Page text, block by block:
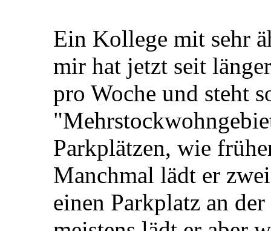
Ein Kollege mit sehr
mir hat jetzt seit
pro Woche und steht
Parkplätzen, wie
Manchmal lädt er
einen Parkplatz an